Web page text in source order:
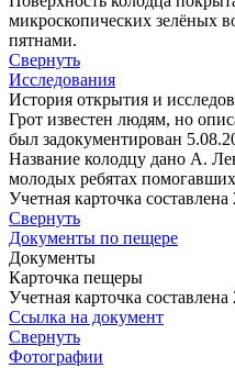
микроскопических зелёных
пятнами.
Свернуть
Исследования
История открытия и
Грот известен людям, но
был задокументирован
Название колодцу дано А.
молодых ребятах
Учетная карточка
Свернуть
Документы по пещере
Документы
Карточка пещеры
Учетная карточка
Ссылка на документ
Свернуть
Фотографии